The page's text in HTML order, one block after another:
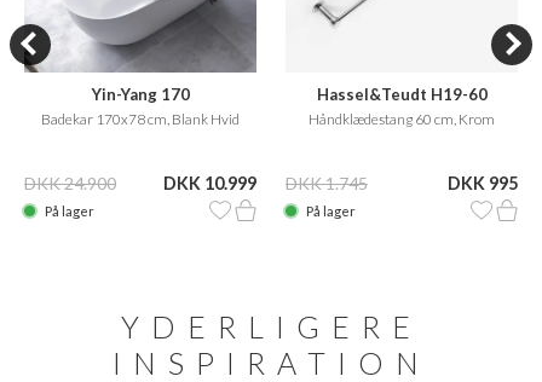
Yin-Yang 170
Badekar 170x78 cm, Blank Hvid
DKK 24.900 DKK 10.999
På lager
Hassel&Teudt H19-60
Håndklædestang 60 cm, Krom
DKK 1.745 DKK 995
På lager
YDERLIGERE
INSPIRATION